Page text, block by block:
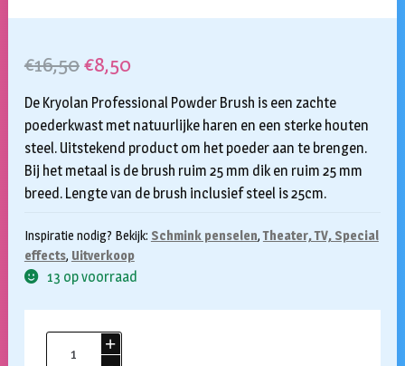
€16,50Oorspronkelijke
prijs
was:
€16,50.
€8,50Huidige
prijs
is:
€8,50.
De Kryolan Professional Powder Brush is een zachte
poederkwast met natuurlijke haren en een sterke houten
steel. Uitstekend product om het poeder aan te brengen.
Bij het metaal is de brush ruim 25 mm dik en ruim 25 mm
breed. Lengte van de brush inclusief steel is 25cm.
Inspiratie nodig? Bekijk: Schmink penselen,Theater, TV, Special
effects, Uitverkoop
13 op voorraad